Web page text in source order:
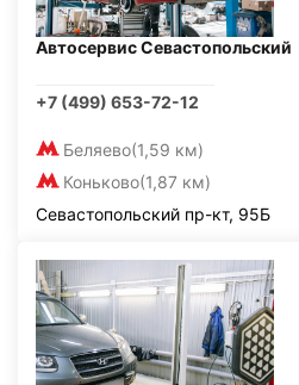
Автосервис Севастопольский
+7 (499) 653-72-12
Беляево(1,59 км)
Коньково(1,87 км)
Севастопольский пр-кт, 95Б